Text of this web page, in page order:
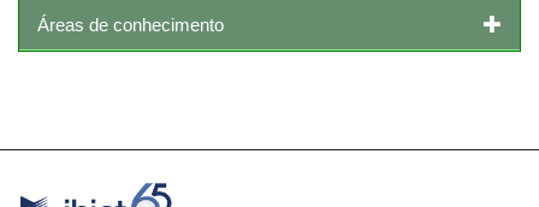
Áreas de conhecimento